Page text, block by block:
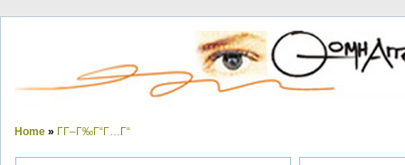
Home » ΓΓ–Γ‰Γ“Γ…Γ“